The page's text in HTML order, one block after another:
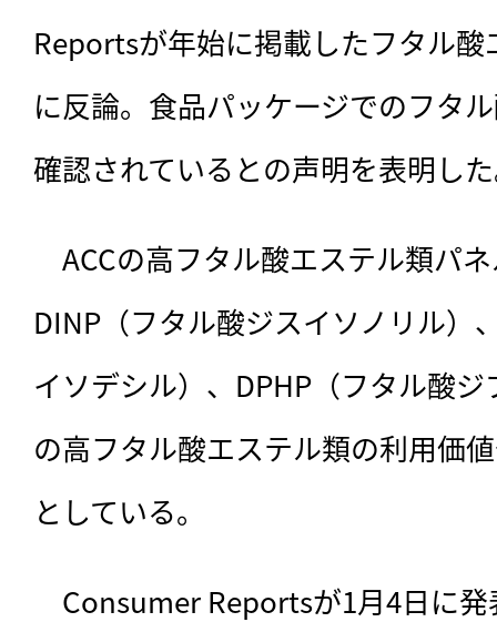
Reportsが年始に掲載したフタル
に反論。食品パッケージでのフタ
確認されているとの声明を表明し
ACCの高フタル酸エステル類パ
DINP（フタル酸ジスイソノリル）
イソデシル）、DPHP（フタル酸
の高フタル酸エステル類の利用価
としている。
Consumer Reportsが1月4日に発